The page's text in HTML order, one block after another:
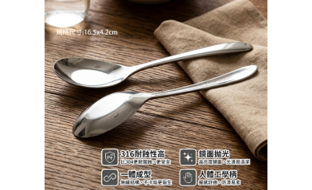
時審查核予不同之上限額度；若仍有額度不足之情形，本公司將視審查結果
請求用戶進行身份認證。
５．嚴禁一人註冊多個帳號或使用他人資訊註冊。若發現惡意使用之情形，
恩沛科技股份有限公司將有權停止該用戶之使用額度並採取法律行動。
每筆NT$80，滿NT$490(含以上)免運費
貨到付款
每筆NT$150，滿NT$3,000(含以上)免運費